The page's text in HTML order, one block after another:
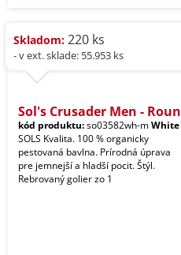
Skladom: 220 ks
- v ext. sklade: 55.953 ks
Sol's Crusader Men - Roun
kód produktu:so03582wh-mWhite
SOLS Kvalita. 100 % organicky
pestovaná bavlna. Prírodná úprava
pre jemnejší a hladší pocit. Štýl.
Rebrovaný golier zo 1